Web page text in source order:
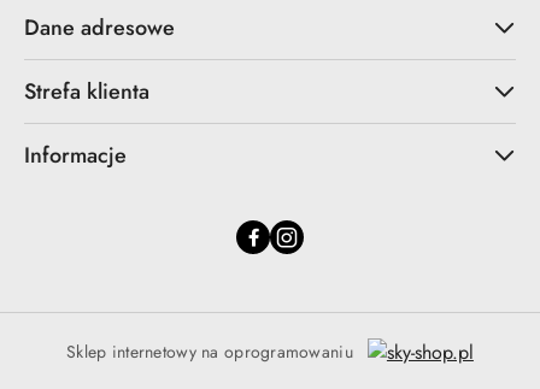
Dane adresowe
Strefa klienta
Informacje
Sklep internetowy na oprogramowaniu